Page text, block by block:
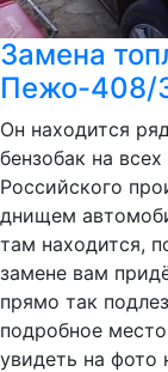
Замена
Пежо-408/
Он находится
бензобак на
Российского
днищем
там находится,
замене вам
прямо так
подробное
увидеть на фото